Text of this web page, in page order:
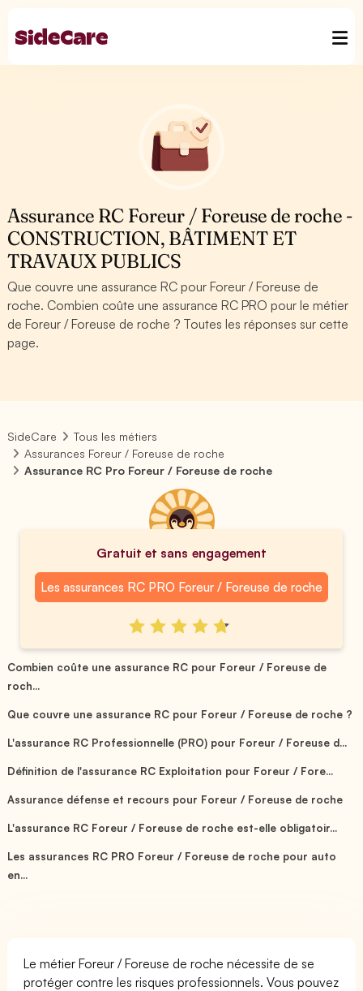
Assurance RC Foreur / Foreuse de roche -
CONSTRUCTION, BÂTIMENT ET
TRAVAUX PUBLICS
Que couvre une assurance RC pour Foreur / Foreuse de
roche. Combien coûte une assurance RC PRO pour le métier
de Foreur / Foreuse de roche ? Toutes les réponses sur cette
page.
SideCare
Tous les métiers
Assurances Foreur / Foreuse de roche
Assurance RC Pro Foreur / Foreuse de roche
Gratuit et sans engagement
Les assurances RC PRO Foreur / Foreuse de roche
Combien coûte une assurance RC pour Foreur / Foreuse de
roch...
Que couvre une assurance RC pour Foreur / Foreuse de roche ?
L'assurance RC Professionnelle (PRO) pour Foreur / Foreuse d...
Définition de l'assurance RC Exploitation pour Foreur / Fore...
Assurance défense et recours pour Foreur / Foreuse de roche
L'assurance RC Foreur / Foreuse de roche est-elle obligatoir...
Les assurances RC PRO Foreur / Foreuse de roche pour auto
en...
Le métier Foreur / Foreuse de roche nécessite de se
protéger contre les risques professionnels. Vous pouvez